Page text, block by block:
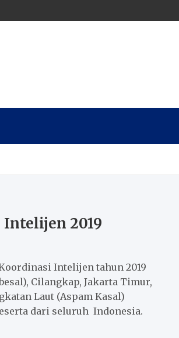
2019
Intelijen tahun 2019
Cilangkap, Jakarta Timur,
Laut (Aspam Kasal)
dari seluruh Indonesia.